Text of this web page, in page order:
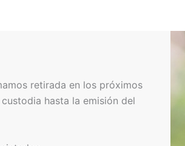
retirada en los próximos
hasta la emisión del